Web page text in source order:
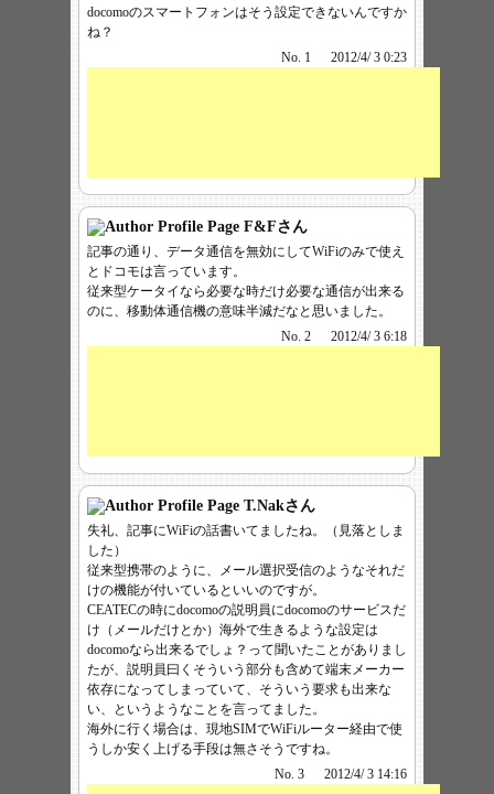
docomoのスマートフォンはそう設定できないんですか
ね？
No. 1
2012/4/ 3 0:23
F&Fさん
記事の通り、データ通信を無効にしてWiFiのみで使え
とドコモは言っています。
従来型ケータイなら必要な時だけ必要な通信が出来る
のに、移動体通信機の意味半減だなと思いました。
No. 2
2012/4/ 3 6:18
T.Nakさん
失礼、記事にWiFiの話書いてましたね。（見落としま
した）
従来型携帯のように、メール選択受信のようなそれだ
けの機能が付いているといいのですが。
CEATECの時にdocomoの説明員にdocomoのサービスだ
け（メールだけとか）海外で生きるような設定は
docomoなら出来るでしょ？って聞いたことがありまし
たが、説明員曰くそういう部分も含めて端末メーカー
依存になってしまっていて、そういう要求も出来な
い、というようなことを言ってました。
海外に行く場合は、現地SIMでWiFiルーター経由で使
うしか安く上げる手段は無さそうですね。
No. 3
2012/4/ 3 14:16